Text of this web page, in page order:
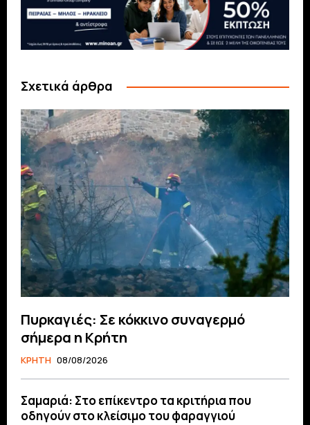
Σχετικά άρθρα
Πυρκαγιές: Σε κόκκινο συναγερμό
σήμερα η Κρήτη
ΚΡΗΤΗ 08/08/2026
Σαμαριά: Στο επίκεντρο τα κριτήρια που
οδηγούν στο κλείσιμο του φαραγγιού